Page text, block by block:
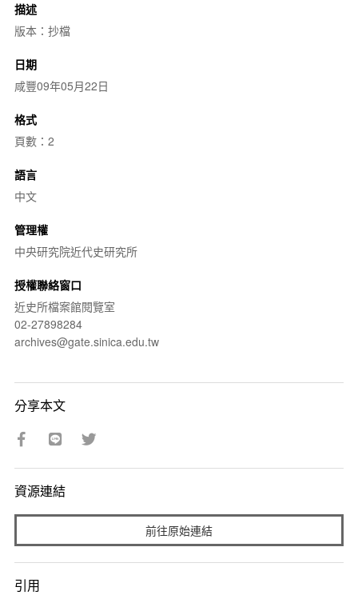
描述
版本：抄檔
日期
咸豐09年05月22日
格式
頁數：2
語言
中文
管理權
中央研究院近代史研究所
授權聯絡窗口
近史所檔案館閱覽室
02-27898284
archives@gate.sinica.edu.tw
分享本文
資源連結
前往原始連結
引用